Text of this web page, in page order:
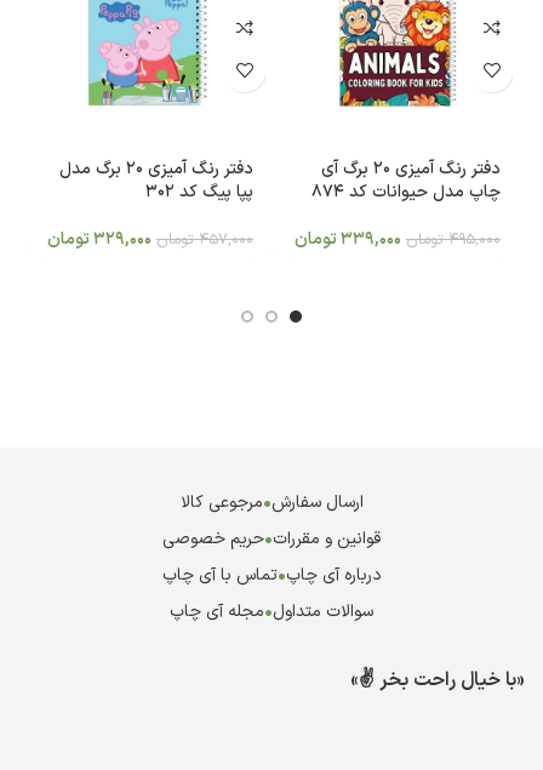
دفتر رنگ آمیزی ۲۰ برگ آی
چاپ مدل حیوانات کد ۸۷۴
495,000 تومان 339,000تومان
دفتر رنگ آمیزی ۲۰ برگ مدل
پپا پیگ کد 302
457,000 تومان 329,000تومان
ارسال سفارش•مرجوعی کالا
قوانین و مقررات•حریم خصوصی
درباره آی چاپ•تماس با آی چاپ
سوالات متداول•مجله آی چاپ
«با خیال راحت بخر ✌️»